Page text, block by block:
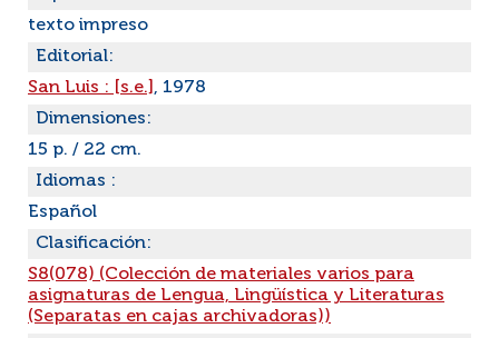
texto impreso
Editorial:
San Luis : [s.e.] , 1978
Dimensiones:
15 p. / 22 cm.
Idiomas :
Español
Clasificación:
S8(078) (Colección de materiales varios para
asignaturas de Lengua, Lingüística y Literaturas
(Separatas en cajas archivadoras))